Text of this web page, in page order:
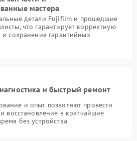
мастера
детали Fujifilm и прошедшие
что гарантирует корректную
и сохранение гарантийных
и быстрый ремонт
и опыт позволяют провести
восстановление в кратчайшие
без устройства